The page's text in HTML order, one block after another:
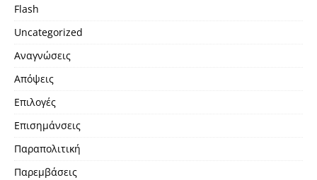
Flash
Uncategorized
Αναγνώσεις
Απόψεις
Επιλογές
Επισημάνσεις
Παραπολιτική
Παρεμβάσεις